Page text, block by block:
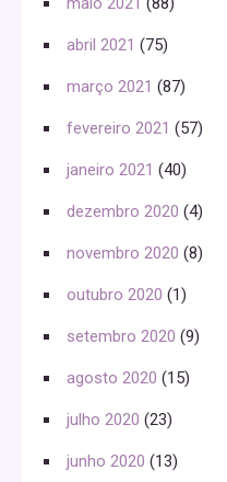
abril 2021 (75)
março 2021 (87)
fevereiro 2021 (57)
janeiro 2021 (40)
dezembro 2020 (4)
novembro 2020 (8)
outubro 2020 (1)
setembro 2020 (9)
agosto 2020 (15)
julho 2020 (23)
junho 2020 (13)